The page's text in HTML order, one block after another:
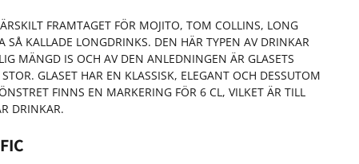
FRAMTAGET FÖR MOJITO, TOM COLLINS, LONG
SÅ KALLADE LONGDRINKS. DEN HÄR TYPEN AV DRINKAR
MÄNGD IS OCH AV DEN ANLEDNINGEN ÄR GLASETS
GLASET HAR EN KLASSISK, ELEGANT OCH DESSUTOM
FINNS EN MARKERING FÖR 6 CL, VILKET ÄR TILL
DRINKAR.